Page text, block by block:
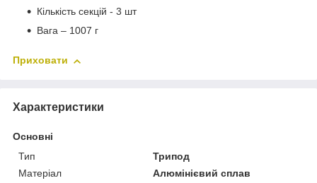
Кількість секцій - 3 шт
Вага – 1007 г
Приховати
Характеристики
Основні
Тип
Трипод
Матеріал
Алюмінієвий сплав